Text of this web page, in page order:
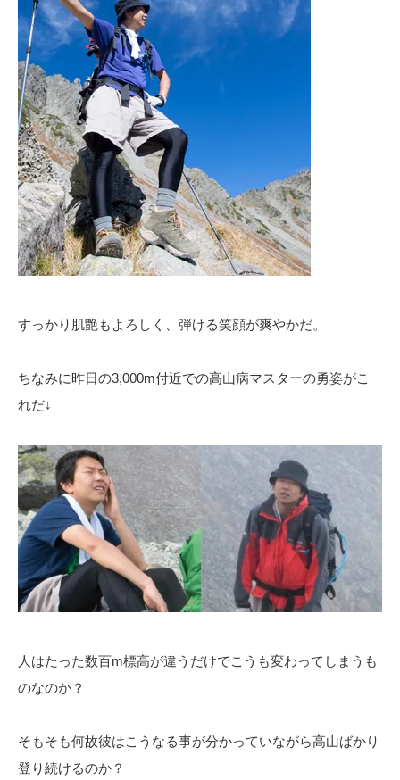
すっかり肌艶もよろしく、弾ける笑顔が爽やかだ。
ちなみに昨日の3,000m付近での高山病マスターの勇姿がこ
れだ↓
人はたった数百m標高が違うだけでこうも変わってしまうも
のなのか？
そもそも何故彼はこうなる事が分かっていながら高山ばかり
登り続けるのか？